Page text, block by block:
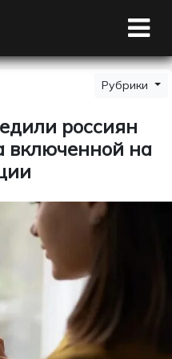
Рубрики
россиян
включенной на